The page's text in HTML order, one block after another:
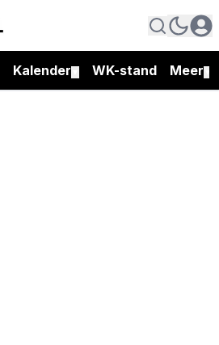
Kalender WK-stand Meer